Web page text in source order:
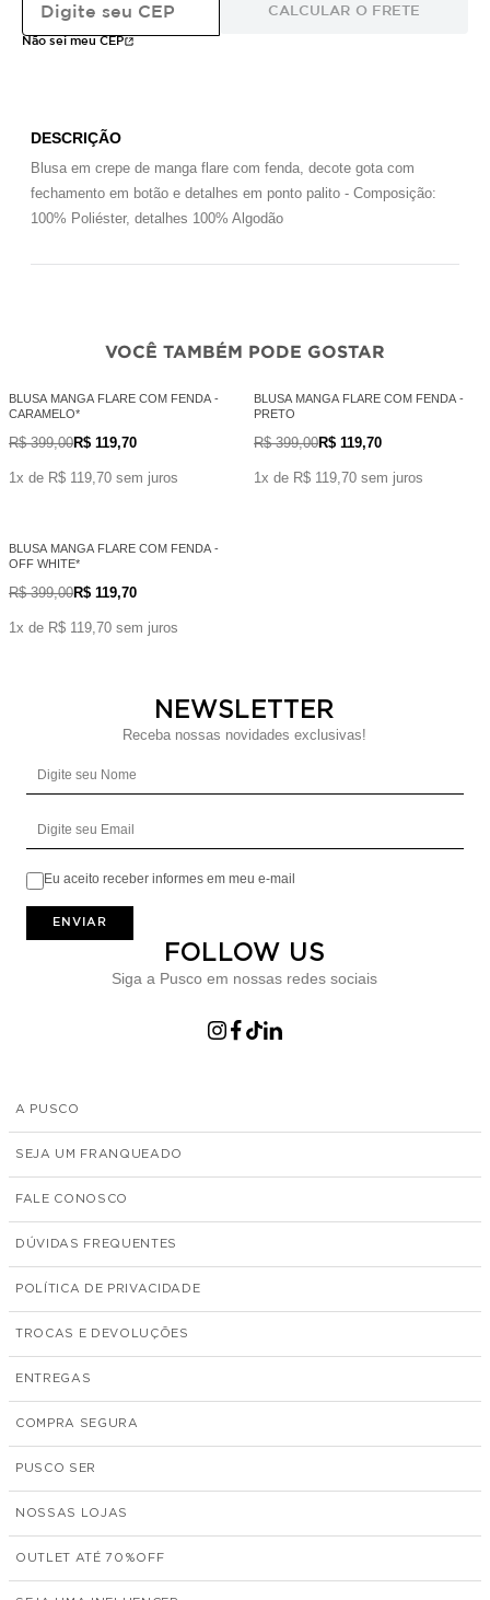
CALCULAR O FRETE
Não sei meu CEP
DESCRIÇÃO
Blusa em crepe de manga flare com fenda, decote gota com
fechamento em botão e detalhes em ponto palito - Composição:
100% Poliéster, detalhes 100% Algodão
VOCÊ TAMBÉM PODE GOSTAR
BLUSA MANGA FLARE COM FENDA -
CARAMELO*
R$ 399,00R$ 119,70
1x de R$ 119,70 sem juros
BLUSA MANGA FLARE COM FENDA -
PRETO
R$ 399,00R$ 119,70
1x de R$ 119,70 sem juros
BLUSA MANGA FLARE COM FENDA -
OFF WHITE*
R$ 399,00R$ 119,70
1x de R$ 119,70 sem juros
NEWSLETTER
Receba nossas novidades exclusivas!
Eu aceito receber informes em meu e-mail
ENVIAR
FOLLOW US
Siga a Pusco em nossas redes sociais
A PUSCO
SEJA UM FRANQUEADO
FALE CONOSCO
DÚVIDAS FREQUENTES
POLÍTICA DE PRIVACIDADE
TROCAS E DEVOLUÇÕES
ENTREGAS
COMPRA SEGURA
PUSCO SER
NOSSAS LOJAS
OUTLET ATÉ 70%